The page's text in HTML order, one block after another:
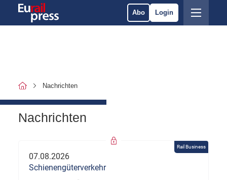
Abo Login
Nachrichten
Nachrichten
Rail Business
07.08.2026
Schienengüterverkehr